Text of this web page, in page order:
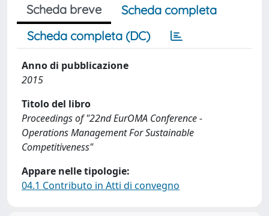
Scheda breve
Scheda completa
Scheda completa (DC)
Anno di pubblicazione
2015
Titolo del libro
Proceedings of "22nd EurOMA Conference -
Operations Management For Sustainable
Competitiveness"
Appare nelle tipologie:
04.1 Contributo in Atti di convegno